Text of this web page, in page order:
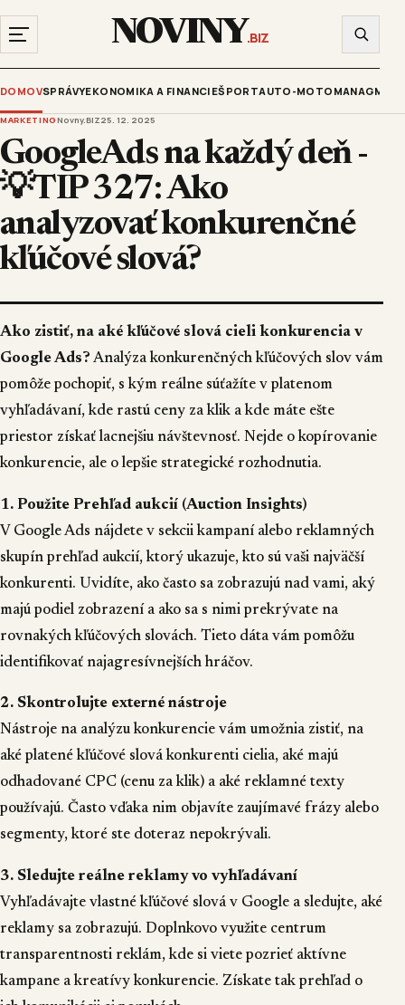
NOVINY.BIZ
DOMOVSPRÁVYEKONOMIKA A FINANCIEŠPORTAUTO-MOTO
MARKETINGNovny.BIZ25. 12. 2025
GoogleAds na každý deň -
💡TIP 327: Ako
analyzovať konkurenčné
kľúčové slová?
Ako zistiť, na aké kľúčové slová cieli konkurencia v
Google Ads? Analýza konkurenčných kľúčových slov vám
pomôže pochopiť, s kým reálne súťažíte v platenom
vyhľadávaní, kde rastú ceny za klik a kde máte ešte
priestor získať lacnejšiu návštevnosť. Nejde o kopírovanie
konkurencie, ale o lepšie strategické rozhodnutia.
1. Použite Prehľad aukcií (Auction Insights)
V Google Ads nájdete v sekcii kampaní alebo reklamných
skupín prehľad aukcií, ktorý ukazuje, kto sú vaši najväčší
konkurenti. Uvidíte, ako často sa zobrazujú nad vami, aký
majú podiel zobrazení a ako sa s nimi prekrývate na
rovnakých kľúčových slovách. Tieto dáta vám pomôžu
identifikovať najagresívnejších hráčov.
2️. Skontrolujte externé nástroje
Nástroje na analýzu konkurencie vám umožnia zistiť, na
aké platené kľúčové slová konkurenti cielia, aké majú
odhadované CPC (cenu za klik) a aké reklamné texty
používajú. Často vďaka nim objavíte zaujímavé frázy alebo
segmenty, ktoré ste doteraz nepokrývali.
3️. Sledujte reálne reklamy vo vyhľadávaní
Vyhľadávajte vlastné kľúčové slová v Google a sledujte, aké
reklamy sa zobrazujú. Doplnkovo využite centrum
transparentnosti reklám, kde si viete pozrieť aktívne
kampane a kreatívy konkurencie. Získate tak prehľad o